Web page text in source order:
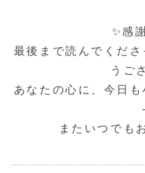
う人……。そんな
して語りはじめら
れます。
今日の物語
するザアカ
罪人とされ
彼に、イエ
は真っすぐ
けてくださ
す。そして
✨感
最後まで読んでくだ
うご
あなたの心に、今日
またいつでも